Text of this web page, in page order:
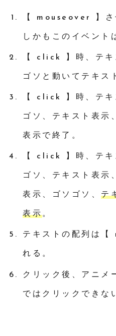
【 mouseover 】さ
しかもこのイベント
【 click 】時、テキ
ゴソと動いてテキス
【 click 】時、テキ
ゴソ、テキスト表示
表示で終了。
【 click 】時、テキ
ゴソ、テキスト表示
表示、ゴソゴソ、テ
表示。
テキストの配列は
れる。
クリック後、アニメ
ではクリックできな